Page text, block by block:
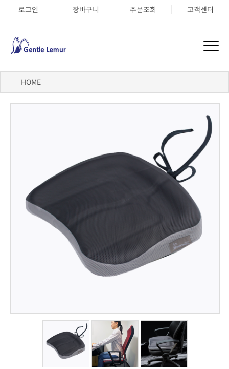
로그인 장바구니 주문조회 고객센터
HOME